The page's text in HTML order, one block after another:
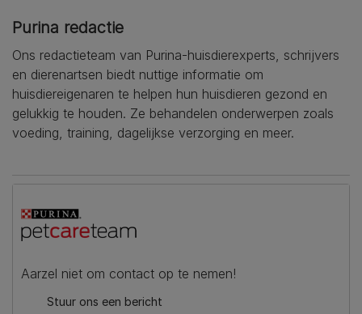
Purina redactie
Ons redactieteam van Purina-huisdierexperts, schrijvers
en dierenartsen biedt nuttige informatie om
huisdiereigenaren te helpen hun huisdieren gezond en
gelukkig te houden. Ze behandelen onderwerpen zoals
voeding, training, dagelijkse verzorging en meer.
Aarzel niet om contact op te nemen!
Stuur ons een bericht